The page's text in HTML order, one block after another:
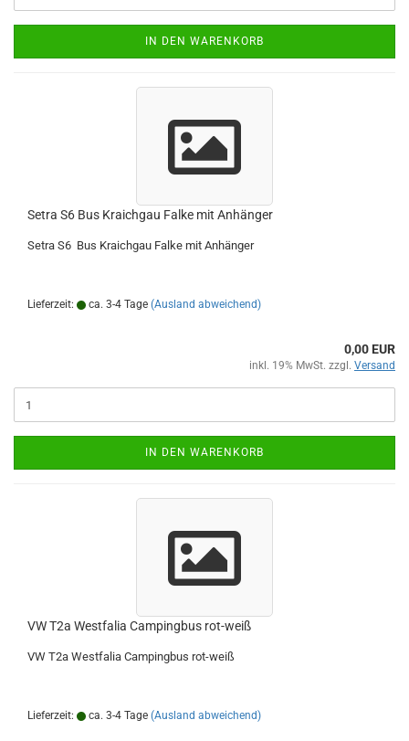
IN DEN WARENKORB
Setra S6 Bus Kraichgau Falke mit Anhänger
Setra S6 Bus Kraichgau Falke mit Anhänger
Lieferzeit: ca. 3-4 Tage (Ausland abweichend)
0,00 EUR
inkl. 19% MwSt. zzgl. Versand
IN DEN WARENKORB
VW T2a Westfalia Campingbus rot-weiß
VW T2a Westfalia Campingbus rot-weiß
Lieferzeit: ca. 3-4 Tage (Ausland abweichend)